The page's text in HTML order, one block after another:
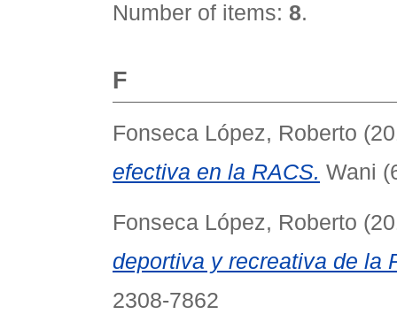
Number of items: 8.
F
Fonseca López, Roberto
efectiva en la RACS. Wani
Fonseca López, Roberto
deportiva y recreativa de la
2308-7862